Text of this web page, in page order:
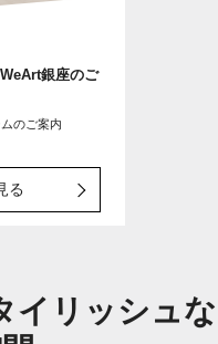
銀座のご
のご案内
る
イリッシュな